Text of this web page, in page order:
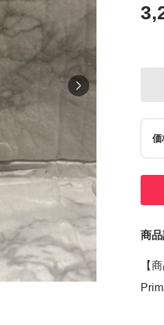
価
商
【